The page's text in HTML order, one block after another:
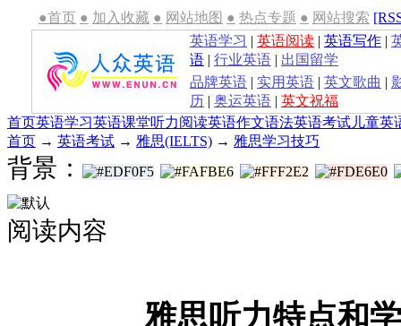
●首页 ● 加入收藏 ● 网站地图 ● 热点专题 ● 网站搜索
英语学习 | 英语阅读 | 英语写作 |
语 | 行业英语 | 出国留学
品牌英语 | 实用英语 | 英文歌曲 |
历 | 奥运英语 | 英文祝福
首页英语学习英语课堂听力阅读英语作文语法英语考试 儿童英
首页 → 英语考试 → 雅思(IELTS) → 雅思学习技巧
背景：
阅读内容
雅思听力特点和